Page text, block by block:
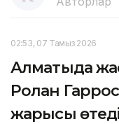
02:53, 07 Тамыз 2026
Алматыда
Ролан Гаррос
жарысы